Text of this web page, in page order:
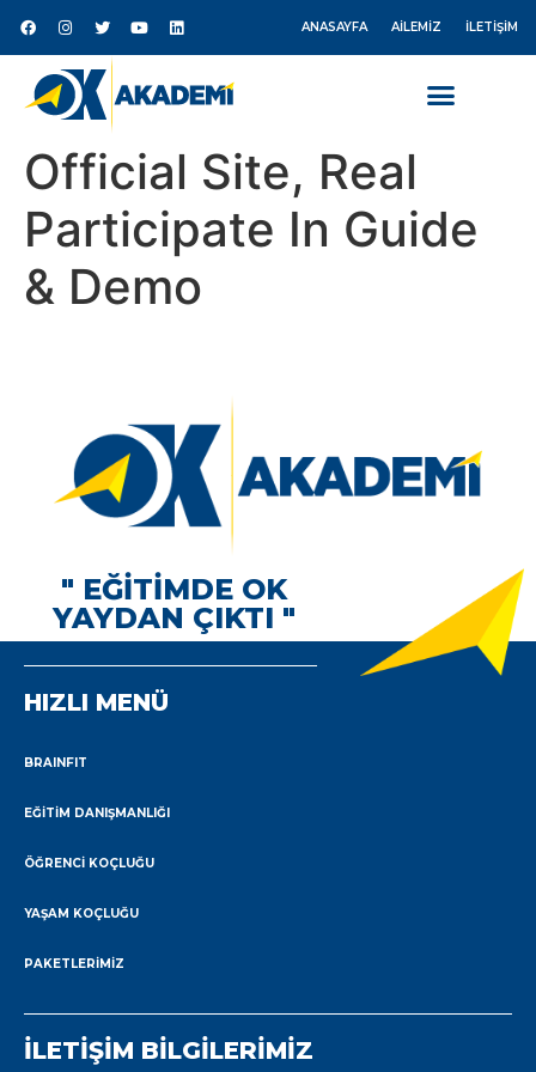
ANASAYFA AILEMIZ İLETIŞIM
Official Site, Real
Participate In Guide
& Demo
" EĞİTİMDE OK
YAYDAN ÇIKTI "
HIZLI MENÜ
BRAINFIT
EĞITIM DANIŞMANLIĞI
ÖĞRENCI KOÇLUĞU
YAŞAM KOÇLUĞU
PAKETLERIMIZ
İLETİŞİM BİLGİLERİMİZ